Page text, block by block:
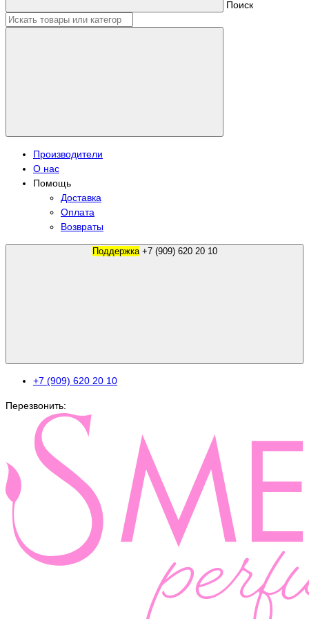
Поиск
Производители
О нас
Помощь
Доставка
Оплата
Возвраты
Поддержка +7 (909) 620 20 10
+7 (909) 620 20 10
Перезвонить: